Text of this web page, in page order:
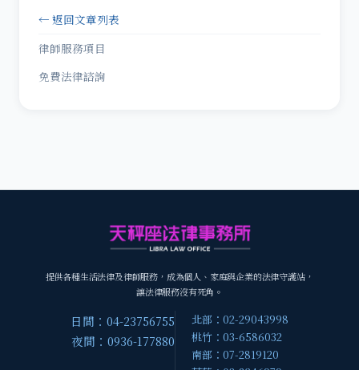
← 返回文章列表
律師服務項目
免費法律諮詢
提供各種生活法律及律師服務，成為個人、家庭與企業的法律守護站，
讓法律服務沒有死角。
日間：04-23756755
夜間：0936-177880
北部：02-29043998
桃竹：03-6586032
南部：07-2819120